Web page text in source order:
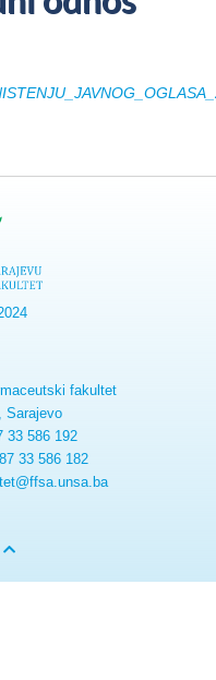
fakultet
Sarajevo
33 586 192
33 586 182